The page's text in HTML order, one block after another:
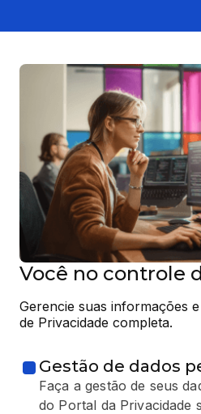
Você no controle
Gerencie suas informações
de Privacidade completa.
Gestão de dados
Faça a gestão de seus
do Portal da Privacidade